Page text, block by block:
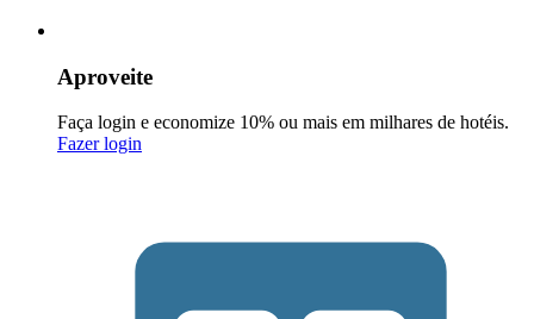
Aproveite
Faça login e economize 10% ou mais em milhares de hotéis.
Fazer login